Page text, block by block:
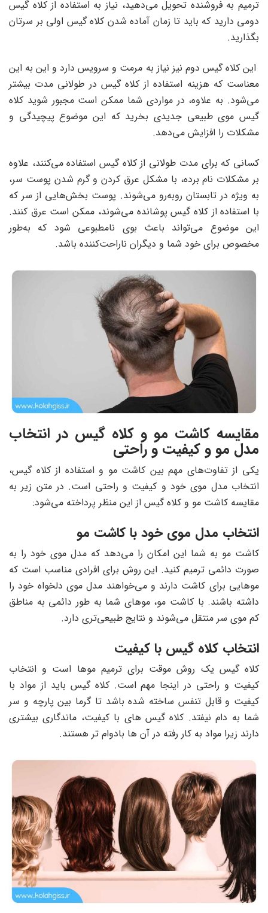
ترمیم به فروشنده تحویل می‌دهید، نیاز به استفاده از کلاه گیس
دومی دارید که باید تا زمان آماده شدن کلاه گیس اولی بر سرتان
بگذارید.
این کلاه گیس دوم نیز نیاز به مرمت و سرویس دارد و این به این
معناست که هزینه استفاده از کلاه گیس در طولانی مدت بیشتر
می‌شود. به علاوه، در مواردی شما ممکن است مجبور شوید کلاه
گیس موی طبیعی جدیدی بخرید که این موضوع پیچیدگی و
مشکلات را افزایش می‌دهد.
کسانی که برای مدت طولانی از کلاه گیس استفاده می‌کنند، علاوه
بر مشکلات نام برده، با مشکل عرق کردن و گرم شدن پوست سر،
به ویژه در تابستان روبه‌رو می‌شوند. پوست بخش‌هایی از سر که
با استفاده از کلاه گیس پوشانده می‌شوند، ممکن است عرق کنند.
این موضوع می‌تواند باعث بوی نامطبوعی شود که به‌طور
مخصوص برای خود شما و دیگران ناراحت‌کننده باشد.
مقایسه کاشت مو و کلاه گیس در انتخاب
مدل مو و کیفیت و راحتی
یکی از تفاوت‌های مهم بین کاشت مو و استفاده از کلاه گیس،
انتخاب مدل موی خود و کیفیت و راحتی است. در متن زیر به
مقایسه کاشت مو و کلاه گیس از این منظر پرداخته می‌شود:
انتخاب مدل موی خود با کاشت مو
کاشت مو به شما این امکان را می‌دهد که مدل موی خود را به
صورت دائمی ترمیم کنید. این روش برای افرادی مناسب است که
موهایی برای کاشت دارند و می‌خواهند مدل موی دلخواه خود را
داشته باشند. با کاشت مو، موهای شما به طور دائمی به مناطق
کم موی سر منتقل می‌شوند و نتایج طبیعی‌تری دارد.
انتخاب کلاه گیس با کیفیت
کلاه گیس یک روش موقت برای ترمیم موها است و انتخاب
کیفیت و راحتی در اینجا مهم است. کلاه گیس باید از مواد با
کیفیت و قابل تنفس ساخته شده باشد تا گرما بین پارچه و سر
شما به دام نیفتد. کلاه گیس های با کیفیت، ماندگاری بیشتری
دارند زیرا مواد به کار رفته در آن ها بادوام تر هستند.